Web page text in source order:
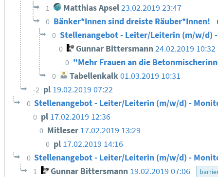
1 Matthias Apsel23.02.2019 23:47
0 Bänker*Innen sind dreiste Räuber*Innen!
0 Stellenangebot - Leiter/Leiterin (m/w/
0 Gunnar Bittersmann24.02.2019 10:32
0 "Mehr Frauen an die
0 Tabellenkalk01.03.2019 10:31
-2 pl 19.02.2019 07:22
0 Stellenangebot - Leiter/Leiterin (m/w/d) -
0 pl 17.02.2019 12:36
0 Mitleser 17.02.2019 13:29
0 pl 17.02.2019 14:16
0 Stellenangebot - Leiter/Leiterin (m/w/d) -
1 Gunnar Bittersmann 19.02.2019 07:06